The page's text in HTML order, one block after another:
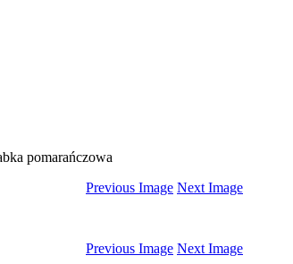
pomarańczowa
Previous Image Next Image
Previous Image Next Image